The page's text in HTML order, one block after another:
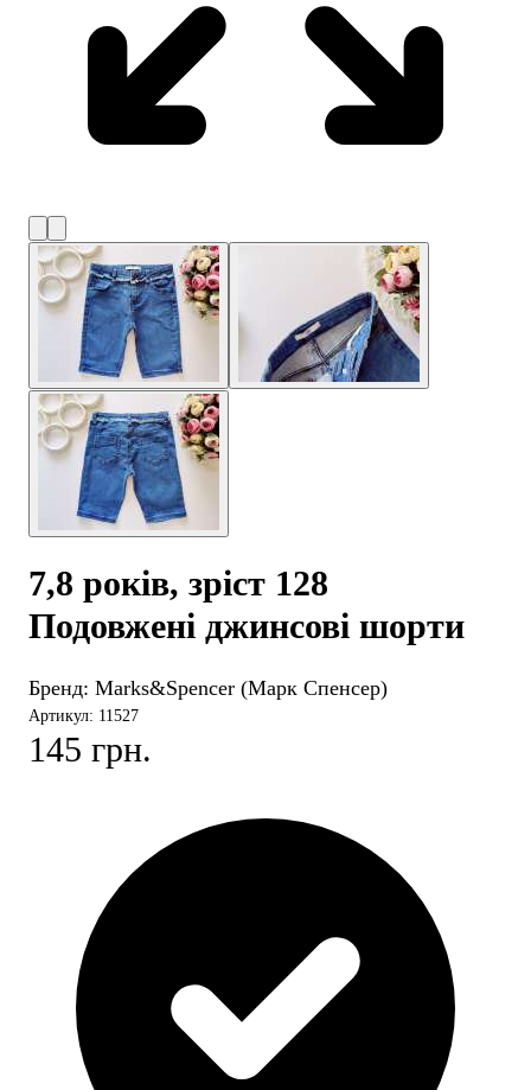
7,8 років, зріст 128
Подовжені джинсові шорти
Бренд: Marks&Spencer (Марк Спенсер)
Артикул: 11527
145 грн.